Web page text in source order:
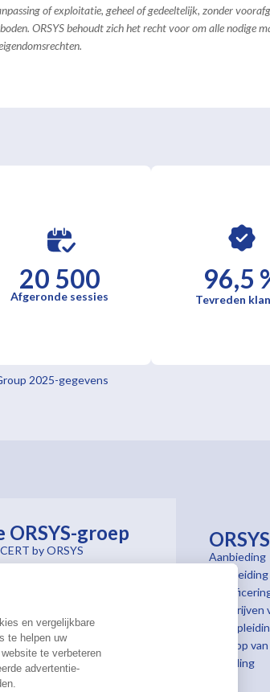
en vergelijkbare
te helpen uw
te verbeteren
advertentie-
of exploitatie, geheel of gedeeltelijk, zonder
ORSYS behoudt zich het recht voor om alle nodige
20 500
Afgeronde sessies
96,5
Tevreden
2025-gegevens
ORSYS-groep
by ORSYS
France
Luxembourg
Suisse
le mag'
ORSYS
Aanbieding
Begeleiding
Inschrijven
een
Verloop
opleiding